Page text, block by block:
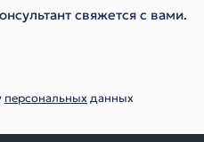
свяжется с вами.
персональныхданных